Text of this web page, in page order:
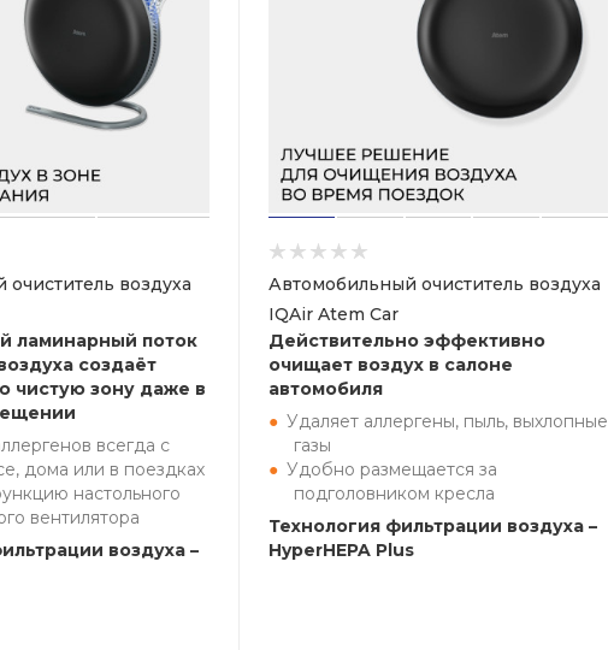
воздуха
ламинарный поток
создаёт
чистую зону даже в
всегда с
дома или в поездках
настольного
вентилятора
воздуха –
Автомобильный очиститель воздуха
IQAir Atem Car
Действительно эффективно
очищает воздух в салоне
автомобиля
Удаляет аллергены, пыль, выхлопные
газы
Удобно размещается за
подголовником кресла
Технология фильтрации воздуха –
HyperHEPA Plus